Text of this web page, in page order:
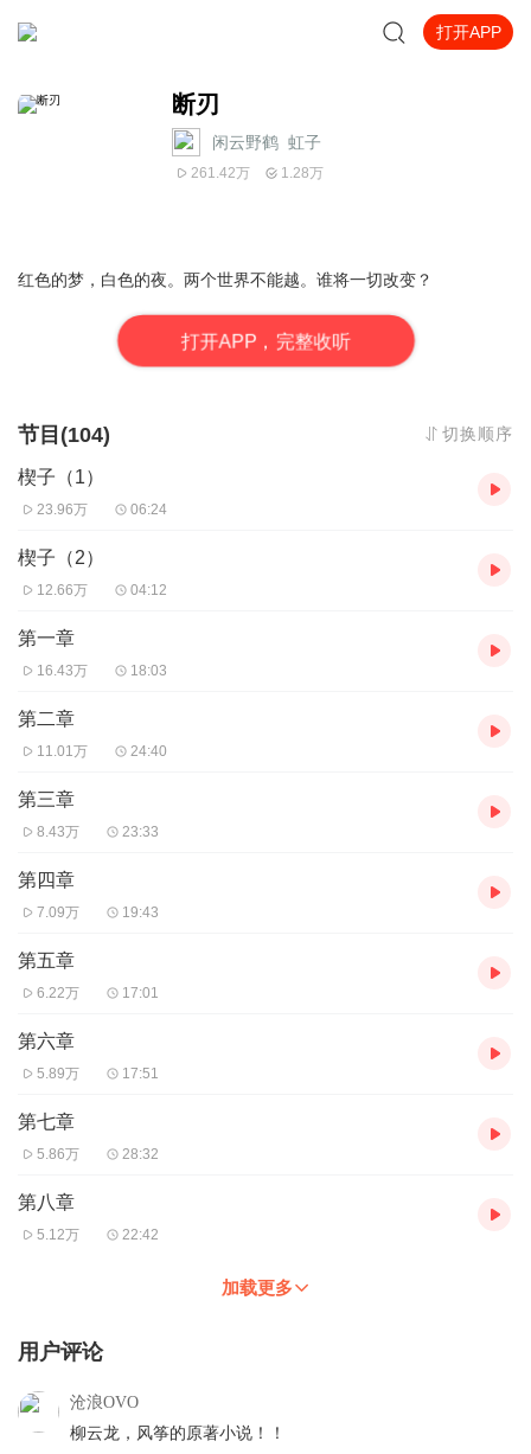
打开APP
断刃
闲云野鹤_虹子
261.42万 1.28万
红色的梦，白色的夜。两个世界不能越。谁将一切改变？
打开APP，完整收听
节目(104) 切换顺序
楔子（1）
23.96万 06:24
楔子（2）
12.66万 04:12
第一章
16.43万 18:03
第二章
11.01万 24:40
第三章
8.43万 23:33
第四章
7.09万 19:43
第五章
6.22万 17:01
第六章
5.89万 17:51
第七章
5.86万 28:32
第八章
5.12万 22:42
加载更多
用户评论
沧浪OVO
柳云龙，风筝的原著小说！！